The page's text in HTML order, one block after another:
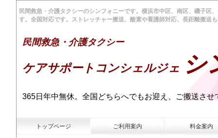
民間救急・介護タクシーのシンフォニーです。横浜市中区、南区、磯子区
す。全国対応です。ストレッチャー搬送、酸素や看護師対応、長距離搬送
民間救急・介護タクシー
ケアサポートコンシェルジェ シ
365日年中無休。全国どちらへでもお迎え、ご搬送させ
トップページ ご利用案内 料金案内